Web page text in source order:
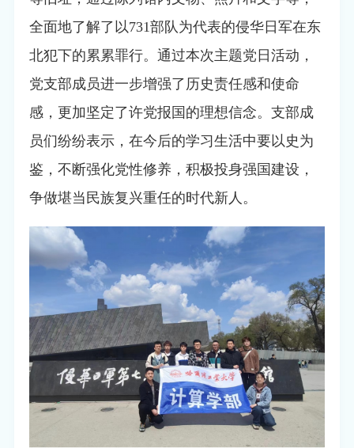
全面地了解了 以731部队为代表的侵华日军在东
北犯下的累累罪行。通过本次主题党日活动 ，
党支部成员进一步增强了 历史责任感和使命
感 ， 更加坚定了许党报国的理想信念。支部成
员们纷纷表示，在今后的学习生活中要以史为
鉴，不断强化党性修养，积极投身强国建设，
争做堪当民族复兴重任的时代新人。